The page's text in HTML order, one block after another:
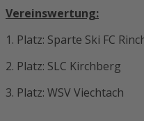
Vereinswertung:
1. Platz: Sparte Ski FC
2. Platz: SLC Kirchberg
3. Platz: WSV Viechtach